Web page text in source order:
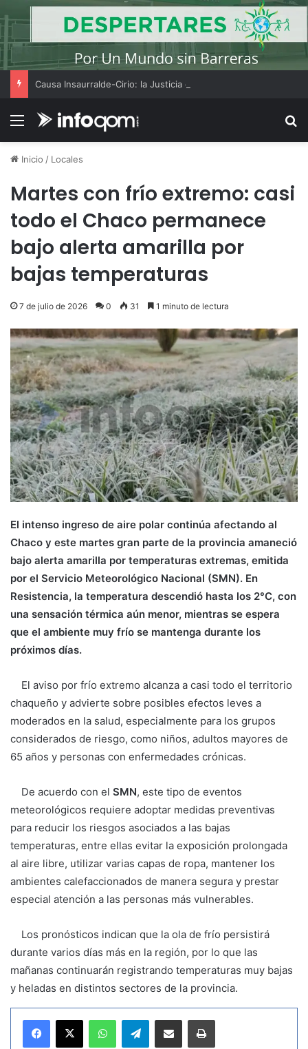
Menú
Inicio / Locales
Martes con frío extremo: casi
todo el Chaco permanece
bajo alerta amarilla por
bajas temperaturas
7 de julio de 2026 0 31 1 minuto de lectura
El intenso ingreso de aire polar continúa afectando al
Chaco y este martes gran parte de la provincia amaneció
bajo alerta amarilla por temperaturas extremas, emitida
por el Servicio Meteorológico Nacional (SMN). En
Resistencia, la temperatura descendió hasta los 2°C, con
una sensación térmica aún menor, mientras se espera
que el ambiente muy frío se mantenga durante los
próximos días.
El aviso por frío extremo alcanza a casi todo el territorio
chaqueño y advierte sobre posibles efectos leves a
moderados en la salud, especialmente para los grupos
considerados de riesgo, como niños, adultos mayores de
65 años y personas con enfermedades crónicas.
De acuerdo con el SMN, este tipo de eventos
meteorológicos requiere adoptar medidas preventivas
para reducir los riesgos asociados a las bajas
temperaturas, entre ellas evitar la exposición prolongada
al aire libre, utilizar varias capas de ropa, mantener los
ambientes calefaccionados de manera segura y prestar
especial atención a las personas más vulnerables.
Los pronósticos indican que la ola de frío persistirá
durante varios días más en la región, por lo que las
mañanas continuarán registrando temperaturas muy bajas
y heladas en distintos sectores de la provincia.
Telegram